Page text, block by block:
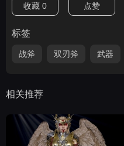
收藏 0 点赞
标签
战斧 双刃斧 武器
相关推荐